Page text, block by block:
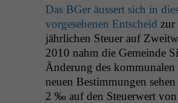
Das BGer äussert sich in
vorge­se­henen Entscheid zur
jährlichen Steuer auf
2010 nahm die Gemeinde
Änderung des kom­mu­nalen
neuen Bes­tim­mungen
2 ‰ auf den Steuer­w­ert